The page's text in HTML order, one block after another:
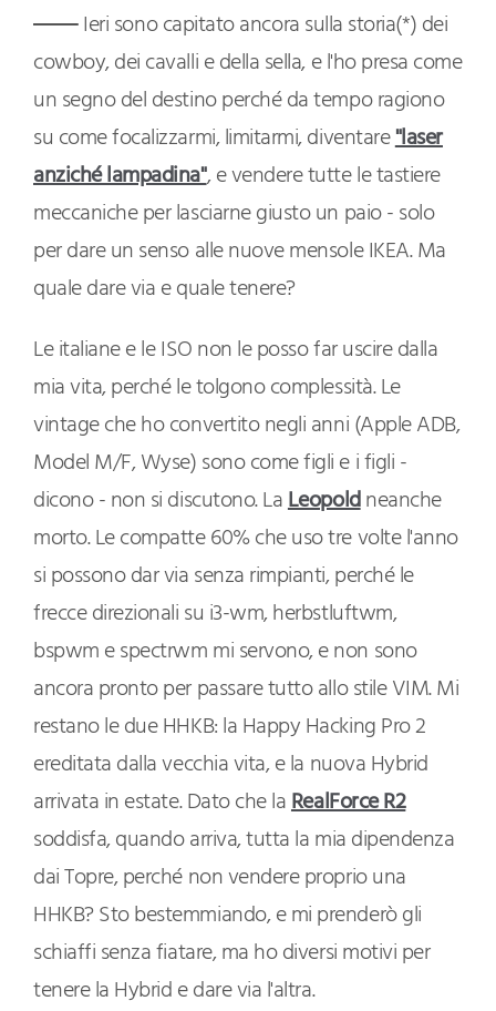
Ieri sono capitato ancora sulla storia(*) dei
cowboy, dei cavalli e della sella, e l'ho presa come
un segno del destino perché da tempo ragiono
su come focalizzarmi, limitarmi, diventare"laser
anziché lampadina", e vendere tutte le tastiere
meccaniche per lasciarne giusto un paio - solo
per dare un senso alle nuove mensole IKEA. Ma
quale dare via e quale tenere?
Le italiane e le ISO non le posso far uscire dalla
mia vita, perché le tolgono complessità. Le
vintage che ho convertito negli anni (Apple ADB,
Model M/F, Wyse) sono come figli e i figli -
dicono - non si discutono. LaLeopoldneanche
morto. Le compatte 60% che uso tre volte l'anno
si possono dar via senza rimpianti, perché le
frecce direzionali su i3-wm, herbstluftwm,
bspwm e spectrwm mi servono, e non sono
ancora pronto per passare tutto allo stile VIM. Mi
restano le due HHKB: la Happy Hacking Pro 2
ereditata dalla vecchia vita, e la nuova Hybrid
arrivata in estate. Dato che laRealForce R2
soddisfa, quando arriva, tutta la mia dipendenza
dai Topre, perché non vendere proprio una
HHKB? Sto bestemmiando, e mi prenderò gli
schiaffi senza fiatare, ma ho diversi motivi per
tenere la Hybrid e dare via l'altra.